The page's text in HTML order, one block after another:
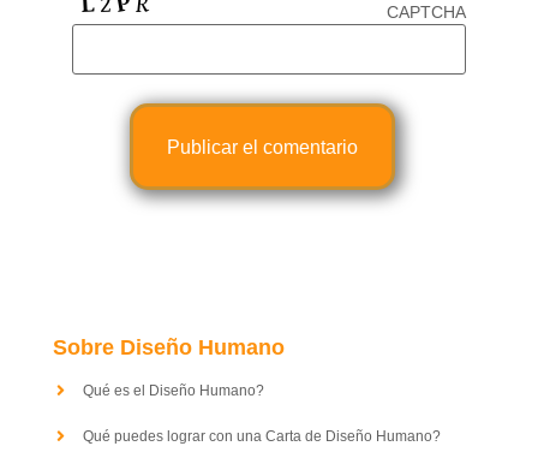
CAPTCHA
Sobre Diseño Humano
Qué es el Diseño Humano?
Qué puedes lograr con una Carta de Diseño Humano?